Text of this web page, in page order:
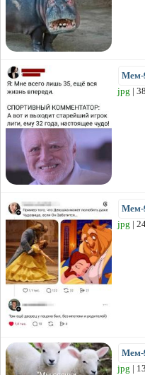
Мем-
jpg |
Мем-
jpg |
Мем-
jpg |